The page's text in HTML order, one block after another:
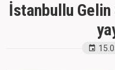
İstanbullu